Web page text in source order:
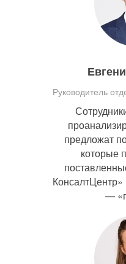
Руководитель
предложат
которые
КонсалтЦентр»
—